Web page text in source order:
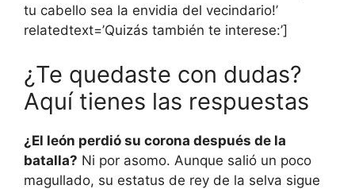
tu cabello sea la envidia del vecindario!’
relatedtext=’Quizás también te interese:’]
¿Te quedaste con dudas?
Aquí tienes las respuestas
¿El león perdió su corona después de la
batalla? Ni por asomo. Aunque salió un poco
magullado, su estatus de rey de la selva sigue